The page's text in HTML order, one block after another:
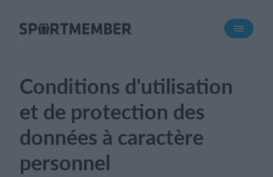
À propos de sportmember
Carrière
Fonctionnalités
Calendrier sportif
Collecte de cotisations
Conditions d'utilisation
et de protection des
données à caractère
personnel